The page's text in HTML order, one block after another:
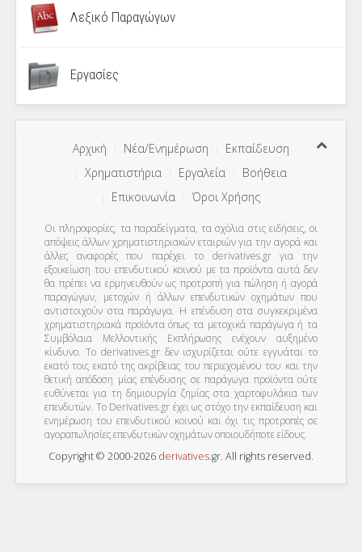
Λεξικό Παραγώγων
Εργασίες
Αρχική Νέα/Ενημέρωση
Εκπαίδευση
Χρηματιστήρια
Εργαλεία
Βοήθεια
Επικοινωνία
Όροι Χρήσης
Οι πληροφορίες, τα παραδείγματα, τα σχόλια στις ειδήσεις, οι
απόψεις άλλων χρηματιστηριακών εταιριών για την αγορά και
άλλες αναφορές που παρέχει το derivatives.gr για την
εξοικείωση του επενδυτικού κοινού με τα προϊόντα αυτά δεν
θα πρέπει να ερμηνευθούν ως προτροπή για πώληση ή αγορά
παραγώγων, μετοχών ή άλλων επενδυτικών οχημάτων που
αντιστοιχούν στα παράγωγα. Η επένδυση στα συγκεκριμένα
χρηματιστηριακά προϊόντα όπως τα μετοχικά παράγωγα ή τα
Συμβόλαια Μελλοντικής Εκπλήρωσης ενέχουν αυξημένο
κίνδυνο. Το derivatives.gr δεν ισχυρίζεται ούτε εγγυάται το
εκατό τοις εκατό της ακρίβειας του περιεχομένου του και την
θετική απόδοση μίας επένδυσης σε παράγωγα προϊόντα ούτε
ευθύνεται για τη δημιουργία ζημίας στα χαρτοφυλάκια των
επενδυτών. To Derivatives.gr έχει ως στόχο την εκπαίδευση και
ενημέρωση του επενδυτικού κοινού και όχι τις προτροπές σε
αγοραπωλησίες επενδυτικών οχημάτων οποιουδήποτε είδους.
Copyright © 2000-2026 derivatives.gr. All rights reserved.